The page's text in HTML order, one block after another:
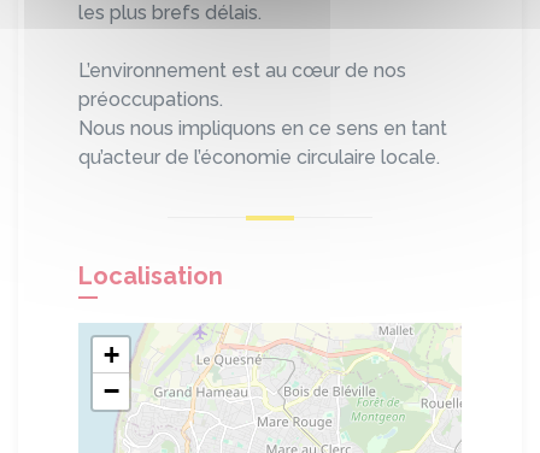
les plus brefs délais.
L’environnement est au cœur de nos
préoccupations.
Nous nous impliquons en ce sens en tant
qu’acteur de l’économie circulaire locale.
Localisation
+
−